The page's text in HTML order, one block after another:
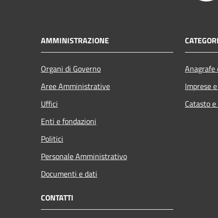
AMMINISTRAZIONE
Organi di Governo
Aree Amministrative
Uffici
Enti e fondazioni
Politici
Personale Amministrativo
Documenti e dati
Imprese
Catasto
CONTATTI